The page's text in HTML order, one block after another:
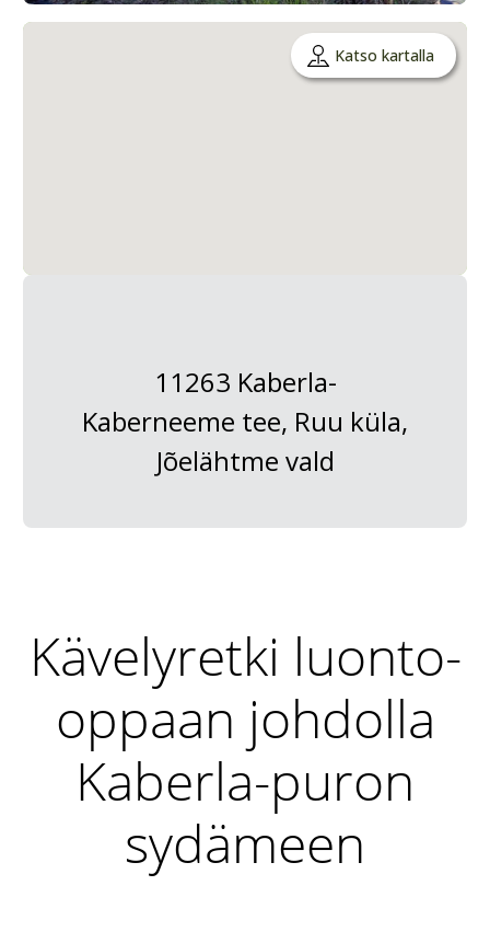
Katso kartalla
11263 Kaberla-
Kaberneeme tee, Ruu küla,
Jõelähtme vald
Kävelyretki luonto-
oppaan johdolla
Kaberla-puron
sydämeen